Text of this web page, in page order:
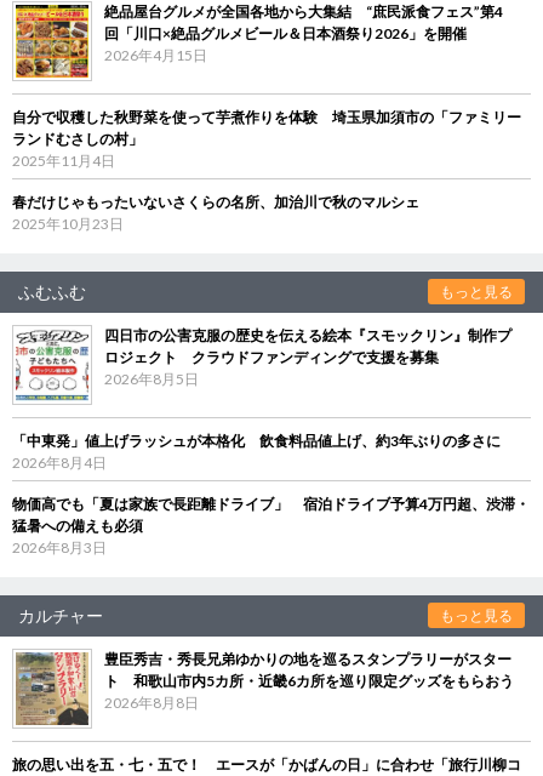
絶品屋台グルメが全国各地から大集結 “庶民派食フェス”第4
回「川口×絶品グルメビール＆日本酒祭り2026」を開催
2026年4月15日
自分で収穫した秋野菜を使って芋煮作りを体験 埼玉県加須市の「ファミリー
ランドむさしの村」
2025年11月4日
春だけじゃもったいないさくらの名所、加治川で秋のマルシェ
2025年10月23日
ふむふむ もっと見る
四日市の公害克服の歴史を伝える絵本『スモックリン』制作プ
ロジェクト クラウドファンディングで支援を募集
2026年8月5日
「中東発」値上げラッシュが本格化 飲食料品値上げ、約3年ぶりの多さに
2026年8月4日
物価高でも「夏は家族で長距離ドライブ」 宿泊ドライブ予算4万円超、渋滞・
猛暑への備えも必須
2026年8月3日
カルチャー もっと見る
豊臣秀吉・秀長兄弟ゆかりの地を巡るスタンプラリーがスター
ト 和歌山市内5カ所・近畿6カ所を巡り限定グッズをもらおう
2026年8月8日
旅の思い出を五・七・五で！ エースが「かばんの日」に合わせ「旅行川柳コ